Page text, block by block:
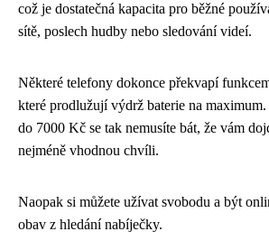
což je dostatečná kapacita pro běžné
sítě, poslech hudby nebo sledování videí.
Některé telefony dokonce překvapí
které prodlužují výdrž baterie na
do 7000 Kč se tak nemusíte bát, že vám
nejméně vhodnou chvíli.
Naopak si můžete užívat svobodu a být
obav z hledání nabíječky.